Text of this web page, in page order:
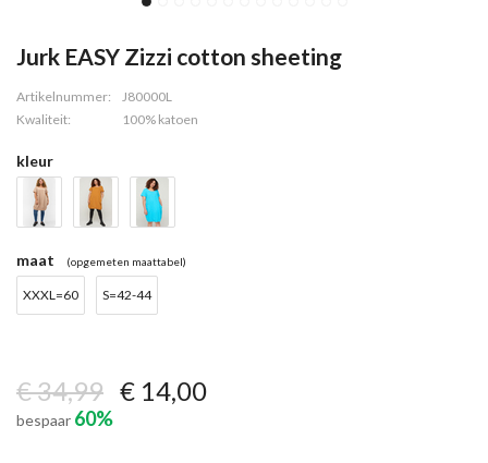
Jurk EASY Zizzi cotton sheeting
Artikelnummer:
J80000L
Kwaliteit:
100% katoen
kleur
maat (opgemeten maattabel)
XXXL=60 S=42-44
€ 34,99 € 14,00
bespaar 60%